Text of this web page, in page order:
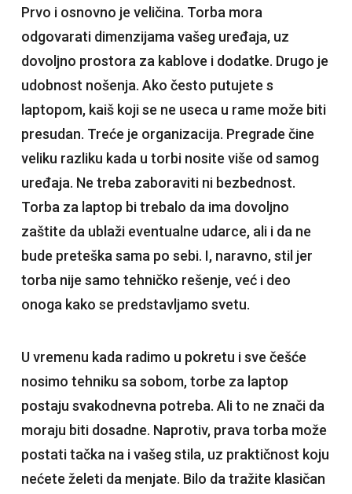
Prvo i osnovno je veličina. Torba mora
odgovarati dimenzijama vašeg uređaja, uz
dovoljno prostora za kablove i dodatke. Drugo je
udobnost nošenja. Ako često putujete s
laptopom, kaiš koji se ne useca u rame može biti
presudan. Treće je organizacija. Pregrade čine
veliku razliku kada u torbi nosite više od samog
uređaja. Ne treba zaboraviti ni bezbednost.
Torba za laptop bi trebalo da ima dovoljno
zaštite da ublaži eventualne udarce, ali i da ne
bude preteška sama po sebi. I, naravno, stil jer
torba nije samo tehničko rešenje, već i deo
onoga kako se predstavljamo svetu.
U vremenu kada radimo u pokretu i sve češće
nosimo tehniku sa sobom, torbe za laptop
postaju svakodnevna potreba. Ali to ne znači da
moraju biti dosadne. Naprotiv, prava torba može
postati tačka na i vašeg stila, uz praktičnost koju
nećete želeti da menjate. Bilo da tražite klasičan